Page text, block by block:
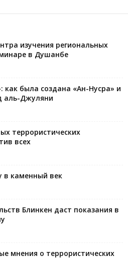
изучения региональных
в Душанбе
была создана «Ан-Нусра» и
аль-Джуляни
террористических
всех
в каменный век
Блинкен даст показания в
мнения о террористических